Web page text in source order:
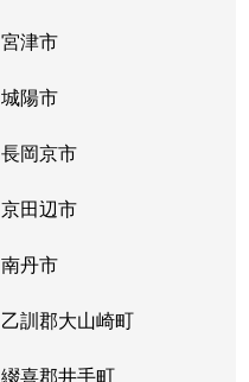
宮津市
城陽市
長岡京市
京田辺市
南丹市
乙訓郡大山崎町
綴喜郡井手町